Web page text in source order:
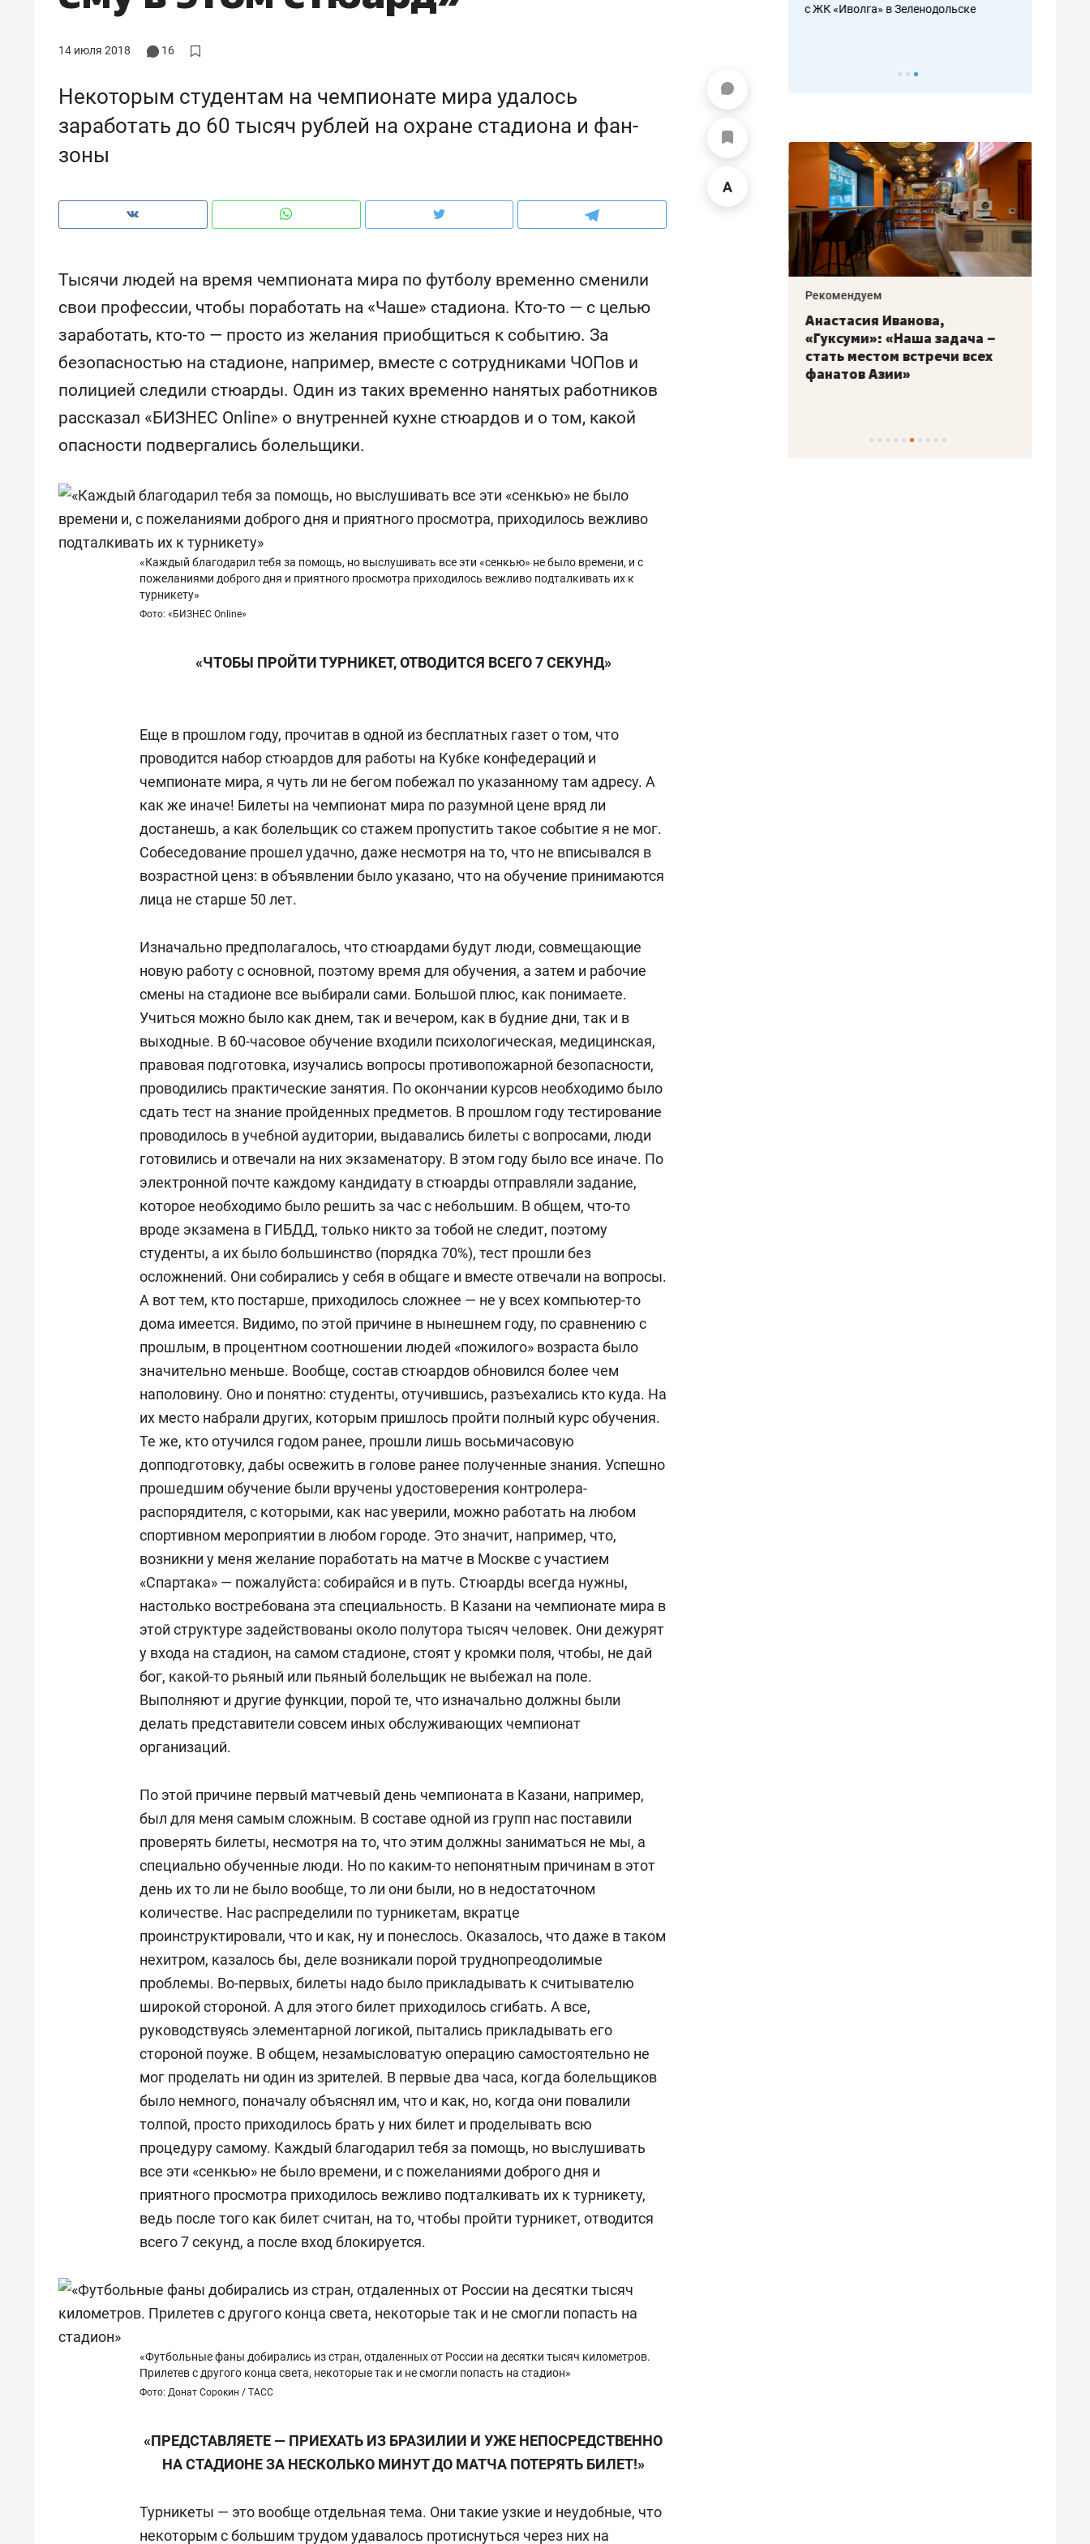
14 июля 2018 16
Некоторым студентам на чемпионате мира удалось
заработать до 60 тысяч рублей на охране стадиона и фан-
зоны
Тысячи людей на время чемпионата мира по футболу временно сменили
свои профессии, чтобы поработать на «Чаше» стадиона. Кто-то — с целью
заработать, кто-то — просто из желания приобщиться к событию. За
безопасностью на стадионе, например, вместе с сотрудниками ЧОПов и
полицией следили стюарды. Один из таких временно нанятых работников
рассказал «БИЗНЕС Online» о внутренней кухне стюардов и о том, какой
опасности подвергались болельщики.
«Каждый благодарил тебя за помощь, но выслушивать все эти «сенкью» не было времени, и с
пожеланиями доброго дня и приятного просмотра приходилось вежливо подталкивать их к
турникету»
Фото: «БИЗНЕС Online»
«ЧТОБЫ ПРОЙТИ ТУРНИКЕТ, ОТВОДИТСЯ ВСЕГО 7 СЕКУНД»
Еще в прошлом году, прочитав в одной из бесплатных газет о том, что
проводится набор стюардов для работы на Кубке конфедераций и
чемпионате мира, я чуть ли не бегом побежал по указанному там адресу. А
как же иначе! Билеты на чемпионат мира по разумной цене вряд ли
достанешь, а как болельщик со стажем пропустить такое событие я не мог.
Собеседование прошел удачно, даже несмотря на то, что не вписывался в
возрастной ценз: в объявлении было указано, что на обучение принимаются
лица не старше 50 лет.
Изначально предполагалось, что стюардами будут люди, совмещающие
новую работу с основной, поэтому время для обучения, а затем и рабочие
смены на стадионе все выбирали сами. Большой плюс, как понимаете.
Учиться можно было как днем, так и вечером, как в будние дни, так и в
выходные. В 60-часовое обучение входили психологическая, медицинская,
правовая подготовка, изучались вопросы противопожарной безопасности,
проводились практические занятия. По окончании курсов необходимо было
сдать тест на знание пройденных предметов. В прошлом году тестирование
проводилось в учебной аудитории, выдавались билеты с вопросами, люди
готовились и отвечали на них экзаменатору. В этом году было все иначе. По
электронной почте каждому кандидату в стюарды отправляли задание,
которое необходимо было решить за час с небольшим. В общем, что-то
вроде экзамена в ГИБДД, только никто за тобой не следит, поэтому
студенты, а их было большинство (порядка 70%), тест прошли без
осложнений. Они собирались у себя в общаге и вместе отвечали на вопросы.
А вот тем, кто постарше, приходилось сложнее — не у всех компьютер-то
дома имеется. Видимо, по этой причине в нынешнем году, по сравнению с
прошлым, в процентном соотношении людей «пожилого» возраста было
значительно меньше. Вообще, состав стюардов обновился более чем
наполовину. Оно и понятно: студенты, отучившись, разъехались кто куда. На
их место набрали других, которым пришлось пройти полный курс обучения.
Те же, кто отучился годом ранее, прошли лишь восьмичасовую
допподготовку, дабы освежить в голове ранее полученные знания. Успешно
прошедшим обучение были вручены удостоверения контролера-
распорядителя, с которыми, как нас уверили, можно работать на любом
спортивном мероприятии в любом городе. Это значит, например, что,
возникни у меня желание поработать на матче в Москве с участием
«Спартака» — пожалуйста: собирайся и в путь. Стюарды всегда нужны,
настолько востребована эта специальность. В Казани на чемпионате мира в
этой структуре задействованы около полутора тысяч человек. Они дежурят
у входа на стадион, на самом стадионе, стоят у кромки поля, чтобы, не дай
бог, какой-то рьяный или пьяный болельщик не выбежал на поле.
Выполняют и другие функции, порой те, что изначально должны были
делать представители совсем иных обслуживающих чемпионат
организаций.
По этой причине первый матчевый день чемпионата в Казани, например,
был для меня самым сложным. В составе одной из групп нас поставили
проверять билеты, несмотря на то, что этим должны заниматься не мы, а
специально обученные люди. Но по каким-то непонятным причинам в этот
день их то ли не было вообще, то ли они были, но в недостаточном
количестве. Нас распределили по турникетам, вкратце
проинструктировали, что и как, ну и понеслось. Оказалось, что даже в таком
нехитром, казалось бы, деле возникали порой труднопреодолимые
проблемы. Во-первых, билеты надо было прикладывать к считывателю
широкой стороной. А для этого билет приходилось сгибать. А все,
руководствуясь элементарной логикой, пытались прикладывать его
стороной поуже. В общем, незамысловатую операцию самостоятельно не
мог проделать ни один из зрителей. В первые два часа, когда болельщиков
было немного, поначалу объяснял им, что и как, но, когда они повалили
толпой, просто приходилось брать у них билет и проделывать всю
процедуру самому. Каждый благодарил тебя за помощь, но выслушивать
все эти «сенкью» не было времени, и с пожеланиями доброго дня и
приятного просмотра приходилось вежливо подталкивать их к турникету,
ведь после того как билет считан, на то, чтобы пройти турникет, отводится
всего 7 секунд, а после вход блокируется.
«Футбольные фаны добирались из стран, отдаленных от России на десятки тысяч километров.
Прилетев с другого конца света, некоторые так и не смогли попасть на стадион»
Фото: Донат Сорокин / ТАСС
«ПРЕДСТАВЛЯЕТЕ — ПРИЕХАТЬ ИЗ БРАЗИЛИИ И УЖЕ НЕПОСРЕДСТВЕННО
НА СТАДИОНЕ ЗА НЕСКОЛЬКО МИНУТ ДО МАТЧА ПОТЕРЯТЬ БИЛЕТ!»
Турникеты — это вообще отдельная тема. Они такие узкие и неудобные, что
некоторым с большим трудом удавалось протиснуться через них на
с ЖК «Иволга» в Зеленодольске
школьной формы о контрафакте,
с ЖК «Иволга» в Зеленодольске
«Прорывы случались каждые
30 метров»: как «Водоканал»
лечит подземные артерии
Казани
Не только про еду: как
гастрокомплекс «Кайт»
задает новый ритм
набережной Казанки
Элитный уровень в деталях
и бренд застройщика как
гарант качества: как
«Баркли» усиливает
«Резиденцию ДАН»
Рекомендуем
Анастасия Иванова,
«Гуксуми»: «Наша задача –
стать местом встречи всех
фанатов Азии»